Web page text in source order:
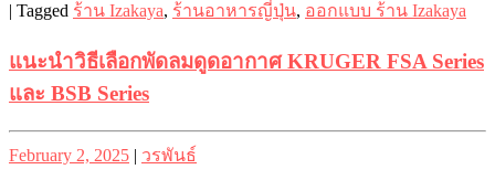
| Tagged ร้าน Izakaya, ร้านอาหารญี่ปุ่น, ออกแบบ ร้าน Izakaya
แนะนำวิธีเลือกพัดลมดูดอากาศ KRUGER FSA Series
และ BSB Series
Posted
on
February 2, 2025 | Posted
on
วรพันธ์